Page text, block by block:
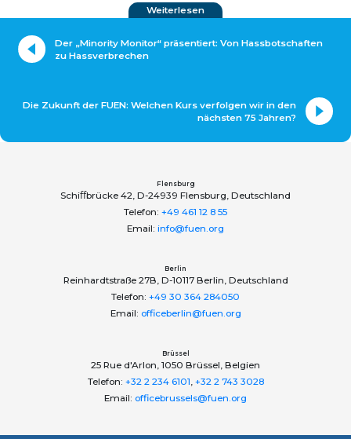
Weiterlesen
Der „Minority Monitor“ präsentiert: Von Hassbotschaften
zu Hassverbrechen
Die Zukunft der FUEN: Welchen Kurs verfolgen wir in den
nächsten 75 Jahren?
Flensburg
Schiﬀbrücke 42, D-24939 Flensburg, Deutschland
Telefon: +49 461 12 8 55
Email: info@fuen.org
Berlin
Reinhardtstraße 27B, D-10117 Berlin, Deutschland
Telefon: +49 30 364 284050
Email: officeberlin@fuen.org
Brüssel
25 Rue d'Arlon, 1050 Brüssel, Belgien
Telefon: +32 2 234 6101, +32 2 743 3028
Email: officebrussels@fuen.org